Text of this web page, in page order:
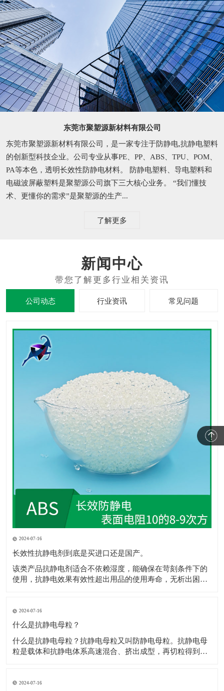
东莞市聚塑源新材料有限公司
东莞市聚塑源新材料有限公司，是一家专注于防静电,抗静电塑料
的创新型科技企业。公司专业从事PE、PP、ABS、TPU、POM、
PA等本色，透明长效性防静电材料。 防静电塑料、导电塑料和
电磁波屏蔽塑料是聚塑源公司旗下三大核心业务。 “我们懂技
术、更懂你的需求”是聚塑源的生产...
了解更多
新闻中心
公司动态 行业资讯 常见问题
2024-07-16
长效性抗静电剂到底是买进口还是国产。
该类产品抗静电剂​适合不依赖湿度，能确保在苛刻条件下的
使用，抗静电效果有效性超出用品的使用寿命，无析出困
和树脂较好的层筋状啮合结构，抗静电剂​极佳的极性配伍。
2.电荷通过网状通道，
2024-07-16
什么是抗静电母粒？
什么是抗静电母粒？抗静电母粒又叫防静电母粒。抗静电母
粒是载体和抗静电体系高速混合、挤出成型，再切粒得到
表面电阻为1012Ω以上，防静电包装材料要求表面电阻为
2024-07-16